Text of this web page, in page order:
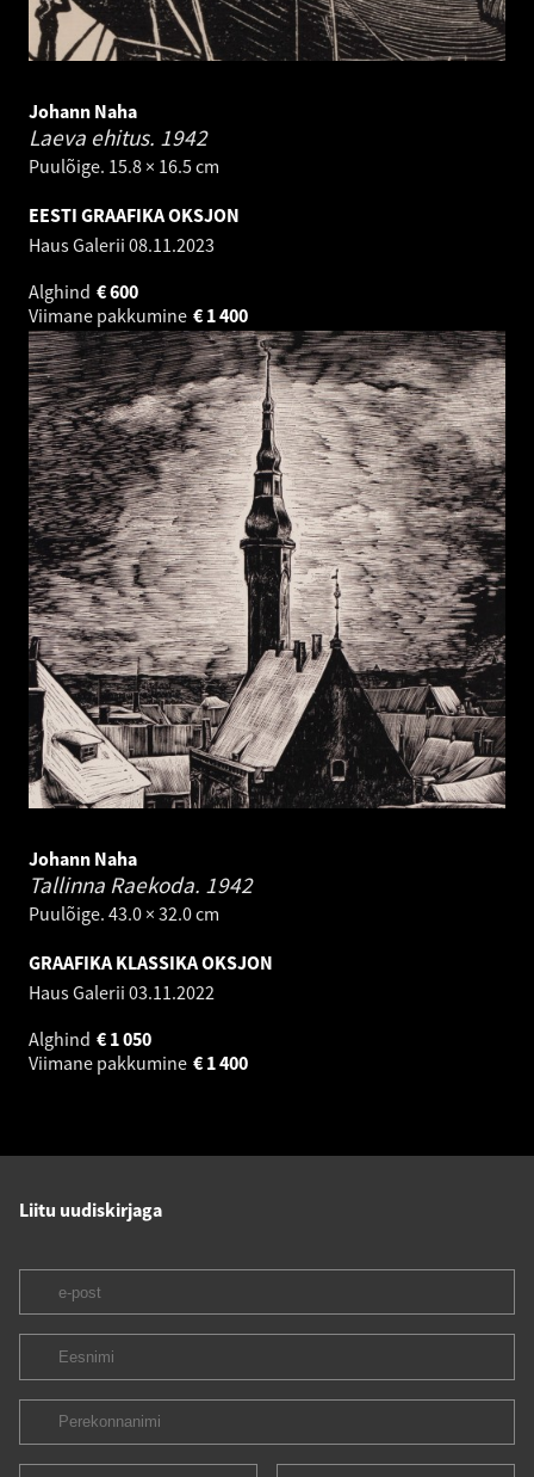
Johann Naha
Laeva ehitus. 1942
Puulõige. 15.8 × 16.5 cm
EESTI GRAAFIKA OKSJON
Haus Galerii 08.11.2023
Alghind
600
€
Viimane pakkumine
1 400
€
Johann Naha
Tallinna Raekoda. 1942
Puulõige. 43.0 × 32.0 cm
GRAAFIKA KLASSIKA OKSJON
Haus Galerii 03.11.2022
Alghind
1 050
€
Viimane pakkumine
1 400
€
Liitu uudiskirjaga